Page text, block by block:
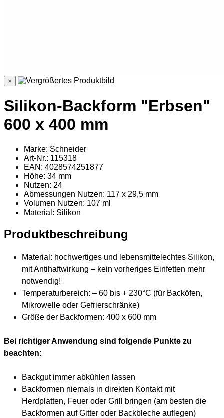
×
Silikon-Backform "Erbsen"
600 x 400 mm
Marke: Schneider
Art-Nr.: 115318
EAN: 4028574251877
Höhe: 34 mm
Nutzen: 24
Abmessungen Nutzen: 117 x 29,5 mm
Volumen Nutzen: 107 ml
Material : Silikon
Produktbeschreibung
Material: hochwertiges und lebensmittelechtes Silikon,
mit Antihaftwirkung – kein vorheriges Einfetten mehr
notwendig!
Temperaturbereich: – 60 bis + 230°C (für Backöfen,
Mikrowelle oder Gefrierschränke)
Größe der Backformen: 400 x 600 mm
Bei richtiger Anwendung sind folgende Punkte zu
beachten:
Backgut immer abkühlen lassen
Backformen niemals in direkten Kontakt mit
Herdplatten, Feuer oder Grill bringen (am besten die
Backformen auf Gitter oder Backbleche auflegen)